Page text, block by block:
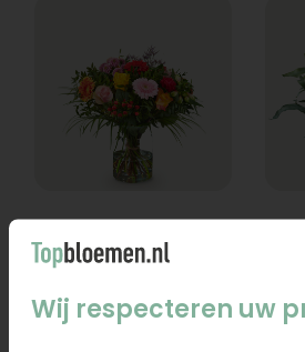
Wij respecteren uw